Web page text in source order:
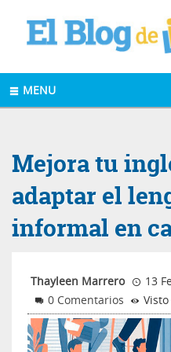
MENU
Mejora tu
adaptar el
informal en
Thayleen Marrero
13
0 Comentarios